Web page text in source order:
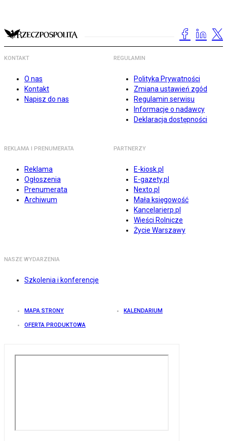
KONTAKT
O nas
Kontakt
Napisz do nas
REGULAMIN
Polityka Prywatności
Zmiana ustawień zgód
Regulamin serwisu
Informacje o nadawcy
Deklaracja dostępności
REKLAMA I PRENUMERATA
Reklama
Ogłoszenia
Prenumerata
Archiwum
PARTNERZY
E-kiosk.pl
E-gazety.pl
Nexto.pl
Mała księgowość
Kancelarierp.pl
Wieści Rolnicze
Życie Warszawy
NASZE WYDARZENIA
Szkolenia i konferencje
MAPA STRONY KALENDARIUM
OFERTA PRODUKTOWA